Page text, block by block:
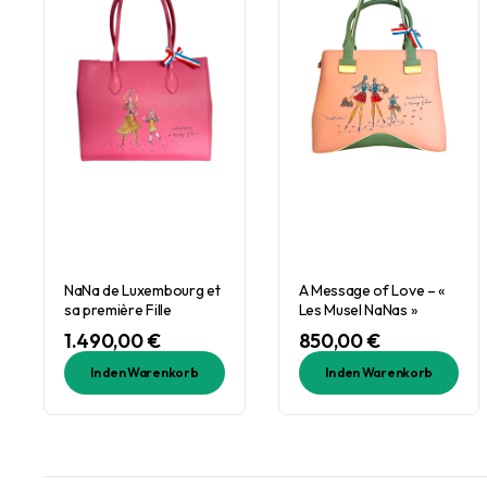
NaNa de Luxembourg et
sa première Fille
1.490,00€
In den Warenkorb
A Message of Love – «
Les Musel NaNas »
850,00€
In den Warenkorb